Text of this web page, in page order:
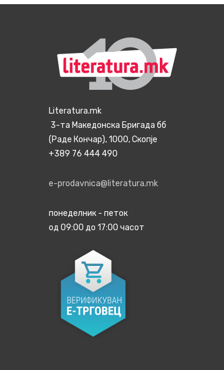
Literatura.mk
3-та Македонска Бригада бб
(Раде Кончар), 1000, Скопје
+389 76 444 490
e-prodavnica@literatura.mk
понеделник - петок
од 09:00 до 17:00 часот